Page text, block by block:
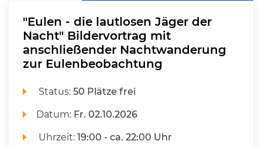
"Eulen - die lautlosen Jäger der
Nacht" Bildervortrag mit
anschließender Nachtwanderung
zur Eulenbeobachtung
Status:50 Plätze frei
Datum: Fr. 02.10.2026
Uhrzeit:19:00 - ca. 22:00 Uhr